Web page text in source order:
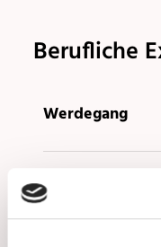
Berufliche
Werdegang
seit 2024
Assistenzarzt